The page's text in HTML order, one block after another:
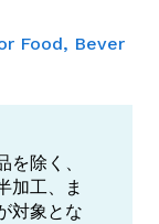
Food, Bever
除く、
加工、ま
対象とな